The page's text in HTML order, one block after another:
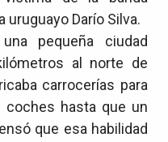
uruguayo Darío Silva.
pequeña ciudad
al norte de
carrocerías para
coches hasta que un
que esa habilidad